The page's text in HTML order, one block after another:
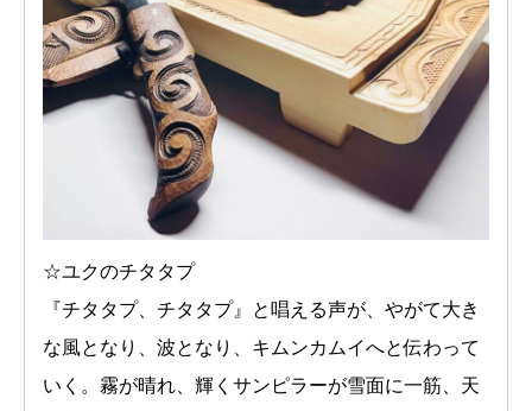
☆ユクのチタタプ
『チタタプ、チタタプ』と唱える声が、やがて大き
な風となり、波となり、キムンカムイへと伝わって
いく。霧が晴れ、輝くサンピラーが雪面に一筋、天